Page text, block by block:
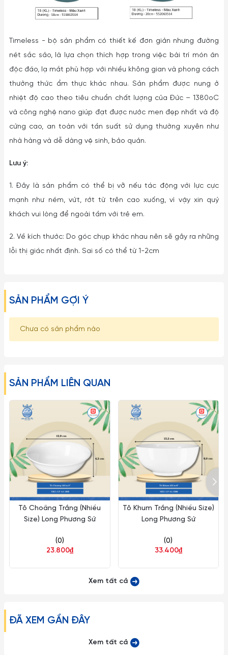
Timeless - bộ sản phẩm có thiết kế đơn giản nhưng đường
nét sắc sảo, là lựa chọn thích hợp trong việc bài trí món ăn
độc đáo, lạ mắt phù hợp với nhiều không gian và phong cách
thưởng thức ẩm thực khác nhau. Sản phẩm được nung ở
nhiệt độ cao theo tiêu chuẩn chất lượng của Đức – 1380oC
và công nghệ nano giúp đạt được nước men đẹp nhất và độ
cứng cao, an toàn với tần suất sử dụng thường xuyên như
nhà hàng và dễ dàng vệ sinh, bảo quản.
Lưu ý:
1. Đây là sản phẩm có thể bị vỡ nếu tác động với lực cực
mạnh như ném, vứt, rớt từ trên cao xuống, vì vậy xin quý
khách vui lòng để ngoài tầm với trẻ em.
2. Về kích thước: Do góc chụp khác nhau nên sẽ gây ra những
lỗi thị giác nhất định. Sai số có thể từ 1-2cm
SẢN PHẨM GỢI Ý
Chưa có sản phẩm nào
SẢN PHẨM LIÊN QUAN
Tô Choãng Trắng (Nhiều
Size) Long Phương Sứ
(0)
23.800₫
Tô Khum Trắng (Nhiều Size)
Long Phương Sứ
(0)
33.400₫
Xem tất cả
ĐÃ XEM GẦN ĐÂY
Xem tất cả